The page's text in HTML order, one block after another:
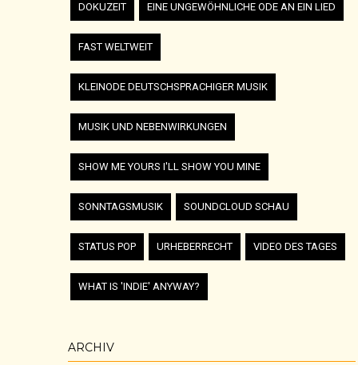
DOKUZEIT EINE UNGEWÖHNLICHE ODE AN EIN LIED
FAST WELTWEIT
KLEINODE DEUTSCHSPRACHIGER MUSIK
MUSIK UND NEBENWIRKUNGEN
SHOW ME YOURS I'LL SHOW YOU MINE
SONNTAGSMUSIK SOUNDCLOUD SCHAU
STATUS POP URHEBERRECHT VIDEO DES TAGES
WHAT IS 'INDIE' ANYWAY?
ARCHIV